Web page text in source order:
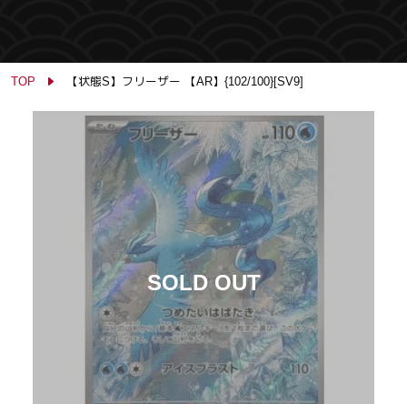
TOP 【状態S】フリーザー 【AR】{102/100}[SV9]